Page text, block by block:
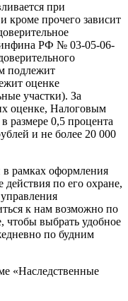
при
кроме прочего зависит
РФ № 03-05-06-
подлежит
оценке
участки). За
оценке, Налоговым
размере 0,5 процента
и не более 20 000
в рамках оформления
действия по его охране,
к нам возможно по
чтобы выбрать удобное
по будним
«Наследственные